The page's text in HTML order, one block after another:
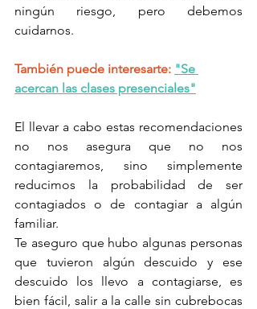
ningún riesgo, pero debemos
cuidarnos.
También puede interesarte: "Se
acercan las clases presenciales"
El llevar a cabo estas recomendaciones
no nos asegura que no nos
contagiaremos, sino simplemente
reducimos la probabilidad de ser
contagiados o de contagiar a algún
familiar.
Te aseguro que hubo algunas personas
que tuvieron algún descuido y ese
descuido los llevo a contagiarse, es
bien fácil, salir a la calle sin cubrebocas